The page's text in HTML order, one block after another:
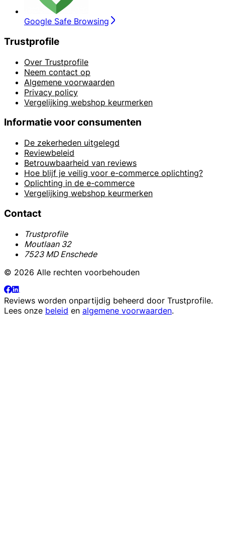
Google Safe Browsing
Trustprofile
Over Trustprofile
Neem contact op
Algemene voorwaarden
Privacy policy
Vergelijking webshop keurmerken
Informatie voor consumenten
De zekerheden uitgelegd
Reviewbeleid
Betrouwbaarheid van reviews
Hoe blijf je veilig voor e-commerce oplichting?
Oplichting in de e-commerce
Vergelijking webshop keurmerken
Contact
Trustprofile
Moutlaan 32
7523 MD Enschede
© 2026 Alle rechten voorbehouden
Reviews worden onpartijdig beheerd door Trustprofile.
Lees onze beleid en algemene voorwaarden.